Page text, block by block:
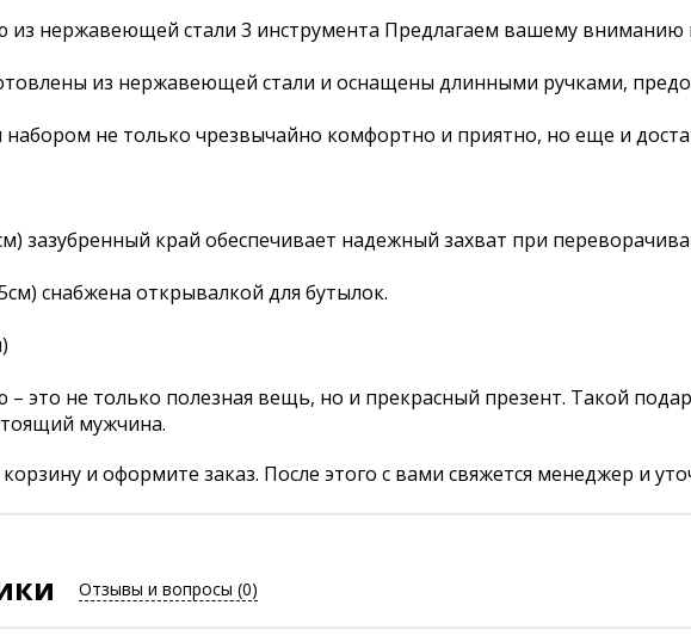
из нержавеющей стали 3 инструмента Предлагаем вашему вниманию
из нержавеющей стали и оснащены длинными ручками,
набором не только чрезвычайно комфортно и приятно, но еще и
зазубренный край обеспечивает надежный захват при
снабжена открывалкой для бутылок.
– это не только полезная вещь, но и прекрасный презент. Такой
мужчина.
и оформите заказ. После этого с вами свяжется менеджер и
Отзывы и вопросы (0)